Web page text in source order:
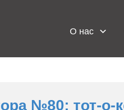
О нас
№80: тот-о-